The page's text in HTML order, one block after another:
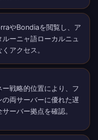
やBondiaを閲覧し、ア
ルーニャ語ローカルニュ
アクセス。
戦略的位置により、フ
両サーバーに優れた遅
サーバー拠点を確認。